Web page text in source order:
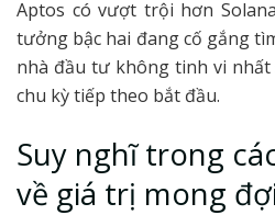
Aptos có vượt trội hơn
tưởng bậc hai đang cố gắng
nhà đầu tư không tinh vi
chu kỳ tiếp theo bắt đầu.
Suy nghĩ trong
về giá trị mong